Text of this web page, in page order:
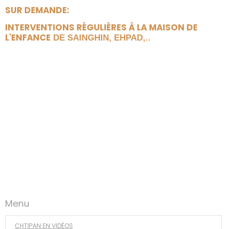
SUR DEMANDE:
INTERVENTIONS RÉGULIÈRES À LA MAISON DE
L'ENFANCE DE SAINGHIN, EHPAD,..
Menu
CHTIPAN EN VIDÉOS